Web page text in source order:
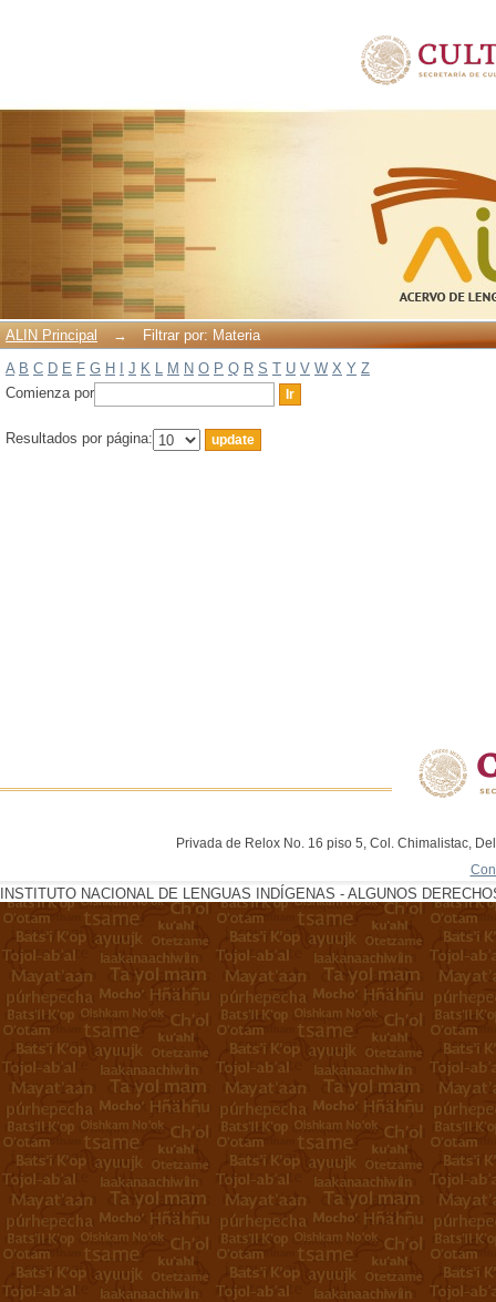
ALIN Principal →
Filtrar por: Materia
A B C D E F G H J K L M N O P Q R S T U V W X Y Z
Comienza por
Resultados por página:
Privada de Relox No. 16 piso 5, Col. Chimalistac,
INSTITUTO NACIONAL DE LENGUAS INDÍGENAS - ALGUNOS